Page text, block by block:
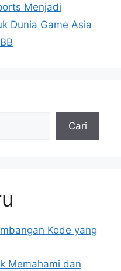
Menjadi
Dunia Game Asia
Cari
Kode yang
Memahami dan